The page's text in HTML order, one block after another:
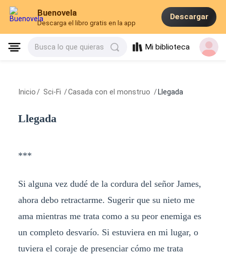
Buenovela
Descarga el libro gratis en la app
Descargar
Busca lo que quieras Mi biblioteca
Inicio / Sci-Fi /Casada con el monstruo / Llegada
Llegada
***
Si alguna vez dudé de la cordura del señor James,
ahora debo retractarme. Sugerir que su nieto me
ama mientras me trata como a su peor enemiga es
un completo desvarío. Si estuviera en mi lugar, o
tuviera el coraje de presenciar cómo me trata